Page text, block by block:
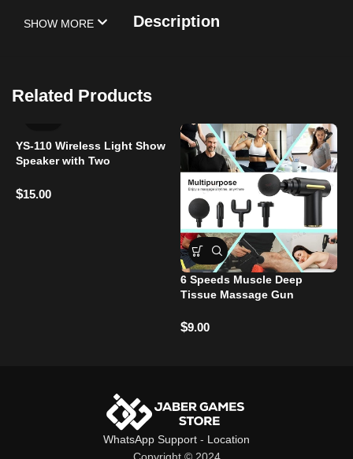
Description
SHOW MORE
Related Products
YS-110 Wireless Light Show
Speaker with Two
$15.00
6 Speeds Muscle Deep
Tissue Massage Gun
$9.00
WhatsApp Support - Location